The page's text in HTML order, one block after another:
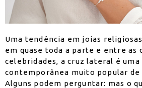
Uma tendência em joias
em quase toda a parte e entre as
celebridades, a cruz lateral é
contemporânea muito popular de
Alguns podem perguntar: mas o